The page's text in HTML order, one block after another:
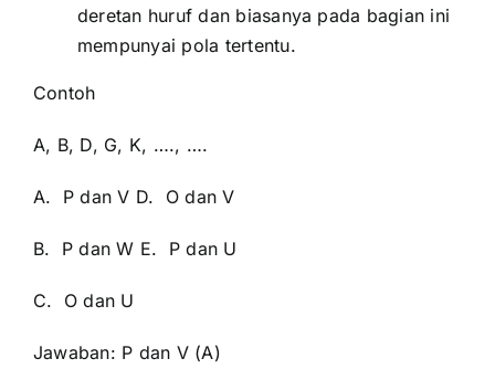
deretan huruf dan biasanya pada bagian ini
mempunyai pola tertentu.
Contoh
A, B, D, G, K, …., ….
A. P dan V D. O dan V
B. P dan W E. P dan U
C. O dan U
Jawaban: P dan V (A)